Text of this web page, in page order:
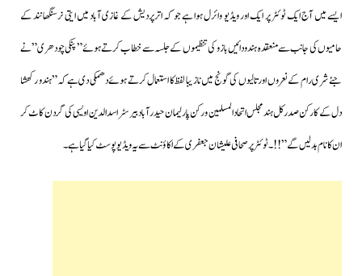
ایسے میں آج ایک ٹوئٹر پر ایک اور ویڈیو وائرل ہوا ہے جو کہ اترپردیش کے غازی آباد میں ایتی نرسنگھانند کے
حامیوں کی جانب سے منعقدہ ہندو دائیں بازو کی تنظیموں کے جلسہ سے خطاب کرتے ہوئے” پنکی چودھری”نے
جئے شری رام کے نعروں اور تالیوں کی گونج میں نازیبا لفظ کا استعمال کرتے ہوئے دھمکی دی ہے کہ” ہندو رکھشا
دل کے کارکن صدر کل ہند مجلس اتحاد المسلمین و رکن پارلیمان حیدرآباد بیرسٹر اسد الدین اویسی کی گردن کاٹ کر
ان کا نام بدلیں گے”!!۔ٹوئٹر پر صحافی علیشان جعفری کے اکاؤنٹ سے یہ ویڈیو پوسٹ کیا گیا ہے۔